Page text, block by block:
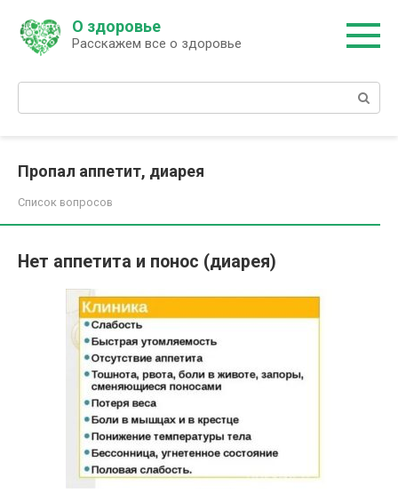
контенту
О здоровье
Расскажем все о здоровье
Поиск:
Пропал аппетит, диарея
Список вопросов
Нет аппетита и понос (диарея)